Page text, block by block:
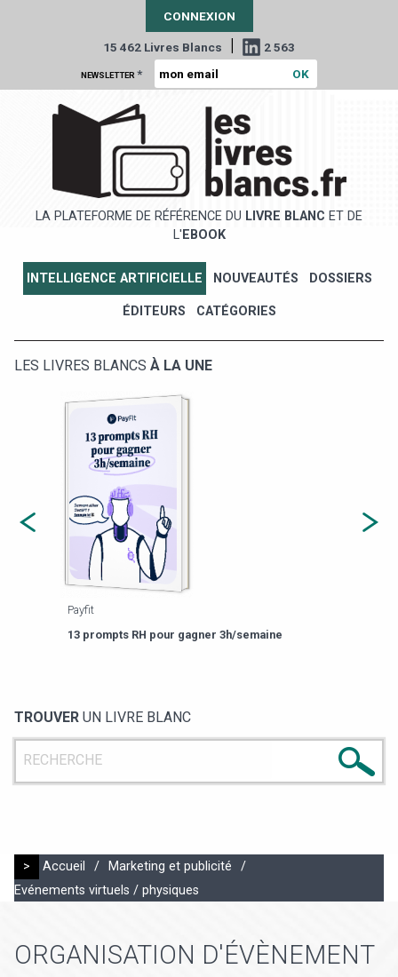
CONNEXION
15 462 Livres Blancs | 2 563
NEWSLETTER *
LA PLATEFORME DE RÉFÉRENCE DU LIVRE BLANC ET DE
L' EBOOK
INTELLIGENCE ARTIFICIELLE NOUVEAUTÉS DOSSIERS
ÉDITEURS CATÉGORIES
LES LIVRES BLANCS À LA UNE
Payfit
13 prompts RH pour gagner 3h/semaine
TROUVER UN LIVRE BLANC
> Accueil / Marketing et publicité
/
Evénements virtuels / physiques
ORGANISATION D'ÉVÈNEMENT